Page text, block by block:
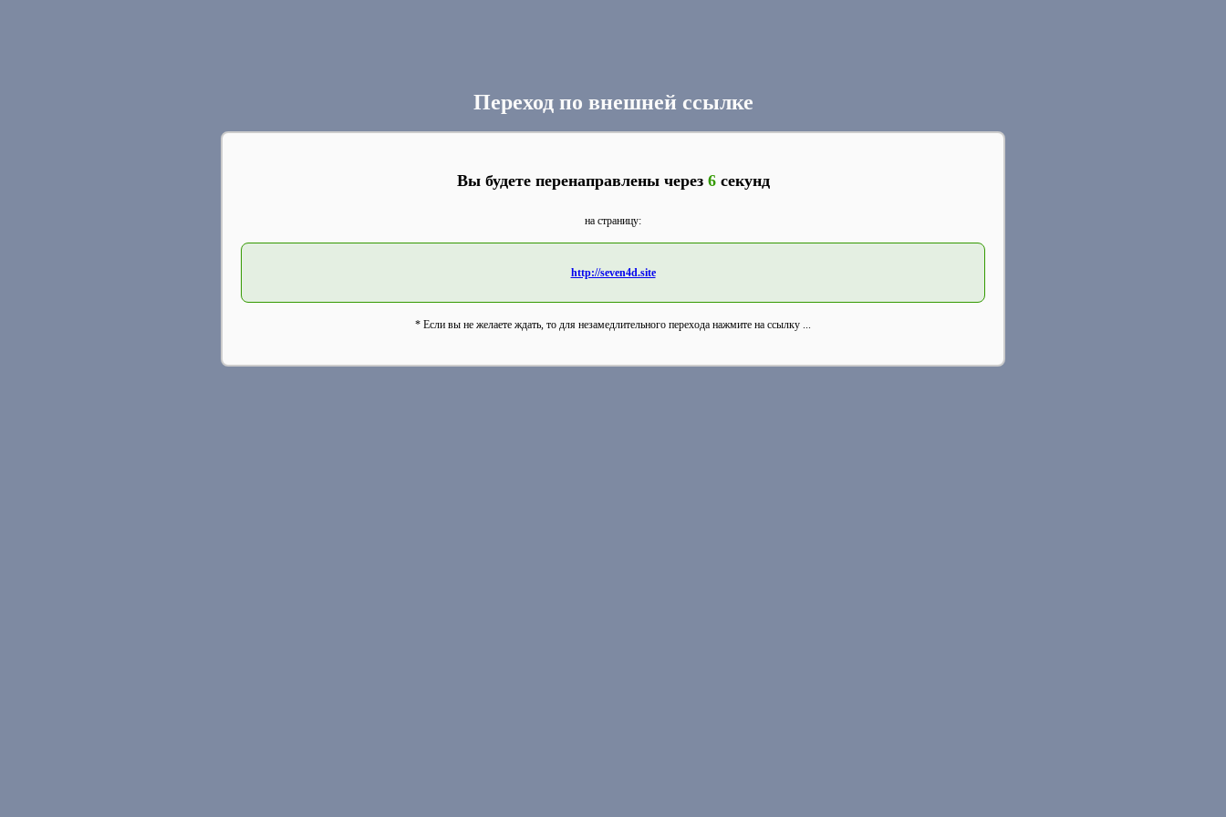
Переход по внешней ссылке
Вы будете перенаправлены через 6секунд
на страницу:
http://seven4d.site
* Если вы не желаете ждать, то для незамедлительного перехода нажмите на ссылку ...